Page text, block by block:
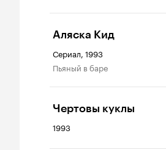
Аляска Кид
Сериал, 1993
пьяный в баре
Чертовы куклы
1993